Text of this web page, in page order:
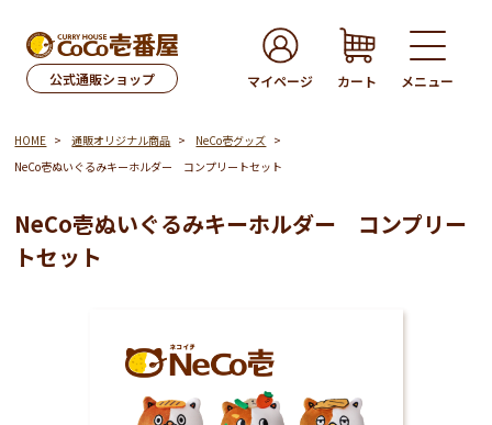
公式通販ショップ マイページ カート メニュー
HOME 通販オリジナル商品
NeCo壱グッズ
NeCo壱ぬいぐるみキーホルダー コンプリートセット
NeCo壱ぬいぐるみキーホルダー コンプリー
トセット